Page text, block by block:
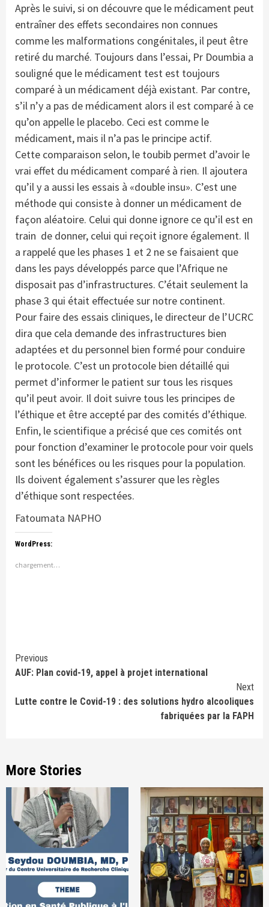
Après le suivi, si on découvre que le médicament peut
entraîner des effets secondaires non connues
comme les malformations congénitales, il peut être
retiré du marché. Toujours dans l’essai, Pr Doumbia a
souligné que le médicament test est toujours
comparé à un médicament déjà existant. Par contre,
s’il n’y a pas de médicament alors il est comparé à ce
qu’on appelle le placebo. Ceci est comme le
médicament, mais il n’a pas le principe actif.
Cette comparaison selon, le toubib permet d’avoir le
vrai effet du médicament comparé à rien. Il ajoutera
qu’il y a aussi les essais à «double insu». C’est une
méthode qui consiste à donner un médicament de
façon aléatoire. Celui qui donne ignore ce qu’il est en
train de donner, celui qui reçoit ignore également. Il
a rappelé que les phases 1 et 2 ne se faisaient que
dans les pays développés parce que l’Afrique ne
disposait pas d’infrastructures. C’était seulement la
phase 3 qui était effectuée sur notre continent.
Pour faire des essais cliniques, le directeur de l’UCRC
dira que cela demande des infrastructures bien
adaptées et du personnel bien formé pour conduire
le protocole. C’est un protocole bien détaillé qui
permet d’informer le patient sur tous les risques
qu’il peut avoir. Il doit suivre tous les principes de
l’éthique et être accepté par des comités d’éthique.
Enfin, le scientifique a précisé que ces comités ont
pour fonction d’examiner le protocole pour voir quels
sont les bénéfices ou les risques pour la population.
Ils doivent également s’assurer que les règles
d’éthique sont respectées.
Fatoumata NAPHO
WordPress:
chargement…
Continue
Reading
Previous
AUF: Plan covid-19, appel à projet international
Next
Lutte contre le Covid-19 : des solutions hydro alcooliques
fabriquées par la FAPH
More Stories